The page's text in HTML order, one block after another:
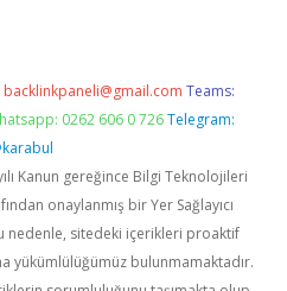
backlinkpaneli@gmail.com Teams:
0262 606 0 726 Telegram:
Kanun gereğince Bilgi Teknolojileri
onaylanmış bir Yer Sağlayıcı
nedenle, sitedeki içerikleri proaktif
yükümlülüğümüz bulunmamaktadır.